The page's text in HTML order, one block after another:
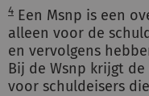
4 Een Msnp is een
alleen voor de
en vervolgens
Bij de Wsnp krijgt
voor schuldeisers